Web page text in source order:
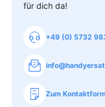
für dich da!
+49 (0) 5732
Zum